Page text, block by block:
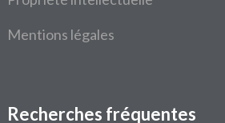
Mentions légales
Recherches fréquentes